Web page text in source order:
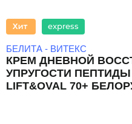
express
БЕЛИТА - ВИТЕКС
КРЕМ ДНЕВНОЙ
УПРУГОСТИ
LIFT&OVAL 70+